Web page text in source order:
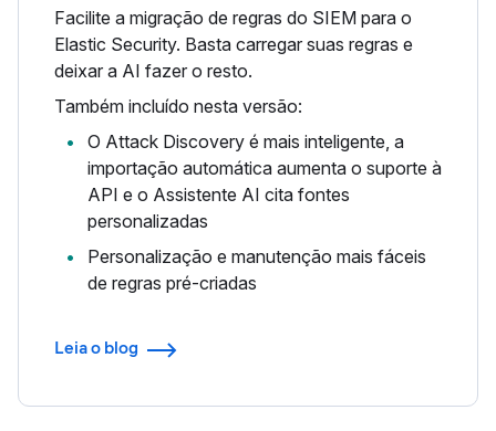
Facilite a migração de regras do SIEM para o
Elastic Security. Basta carregar suas regras e
deixar a AI fazer o resto.
Também incluído nesta versão:
O Attack Discovery é mais inteligente, a
importação automática aumenta o suporte à
API e o Assistente AI cita fontes
personalizadas
Personalização e manutenção mais fáceis
de regras pré-criadas
Leia o blog